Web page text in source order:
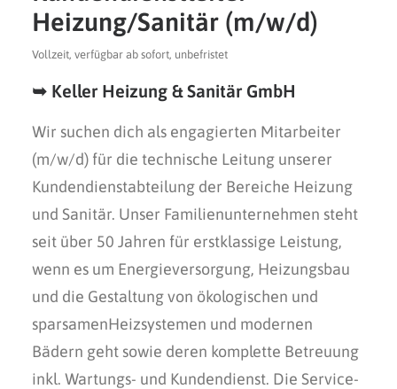
info@systemtowin.de
Heizung/Sanitär (m/w/d)
Vollzeit, verfügbar ab sofort, unbefristet
➥ Keller Heizung & Sanitär GmbH
Wir suchen dich als engagierten Mitarbeiter
(m/w/d) für die technische Leitung unserer
Kundendienstabteilung der Bereiche Heizung
und Sanitär. Unser Familienunternehmen steht
seit über 50 Jahren für erstklassige Leistung,
wenn es um Energieversorgung, Heizungsbau
und die Gestaltung von ökologischen und
sparsamenHeizsystemen und modernen
Bädern geht sowie deren komplette Betreuung
inkl. Wartungs- und Kundendienst. Die Service-